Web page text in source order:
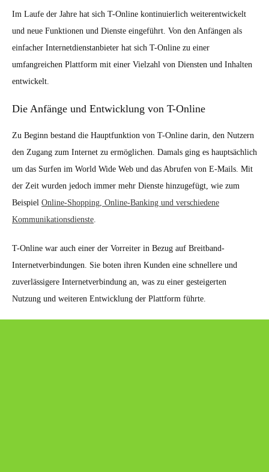
Im Laufe der Jahre hat sich T-Online kontinuierlich weiterentwickelt
und neue Funktionen und Dienste eingeführt. Von den Anfängen als
einfacher Internetdienstanbieter hat sich T-Online zu einer
umfangreichen Plattform mit einer Vielzahl von Diensten und Inhalten
entwickelt.
Die Anfänge und Entwicklung von T-Online
Zu Beginn bestand die Hauptfunktion von T-Online darin, den Nutzern
den Zugang zum Internet zu ermöglichen. Damals ging es hauptsächlich
um das Surfen im World Wide Web und das Abrufen von E-Mails. Mit
der Zeit wurden jedoch immer mehr Dienste hinzugefügt, wie zum
Beispiel Online-Shopping, Online-Banking und verschiedene
Kommunikationsdienste
T-Online war auch einer der Vorreiter in Bezug auf Breitband-
Internetverbindungen. Sie boten ihren Kunden eine schnellere und
zuverlässigere Internetverbindung an, was zu einer gesteigerten
Nutzung und weiteren Entwicklung der Plattform führte.